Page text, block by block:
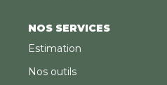
NOS SERVICES
Estimation
Nos outils